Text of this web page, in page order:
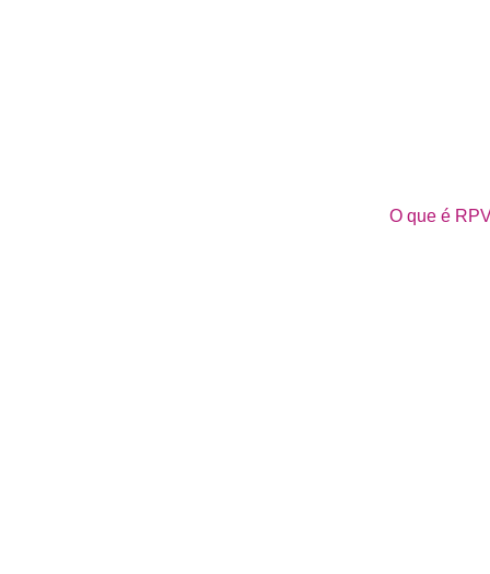
O que é